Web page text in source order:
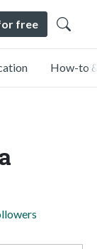
free
How-to